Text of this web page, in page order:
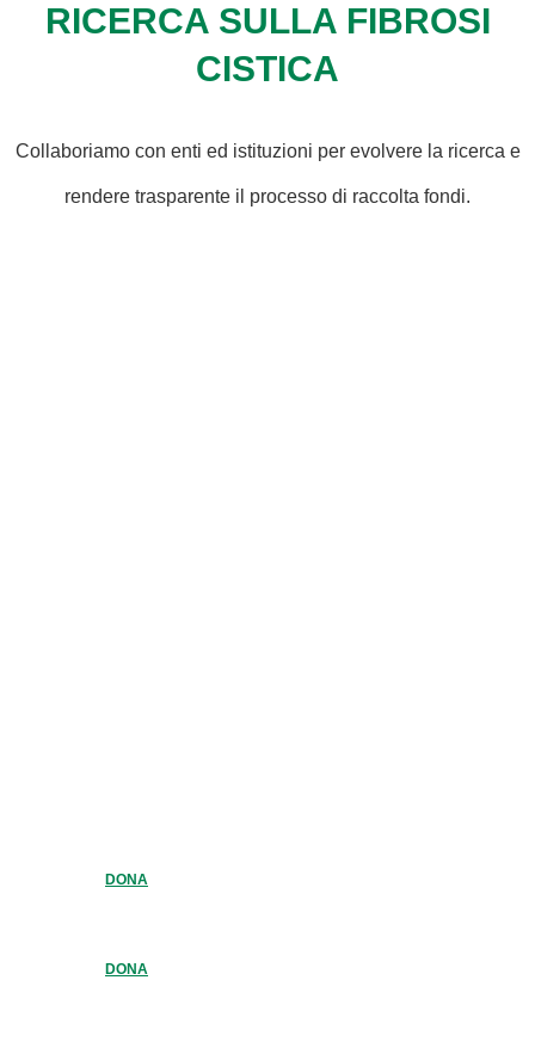
RICERCA SULLA FIBROSI
CISTICA
Collaboriamo con enti ed istituzioni per evolvere la ricerca e
rendere trasparente il processo di raccolta fondi.
DONA
DONA